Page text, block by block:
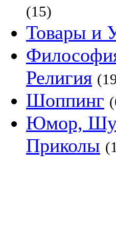
(15)
Товары и
Религия
Шоппинг
Юмор,
Приколы